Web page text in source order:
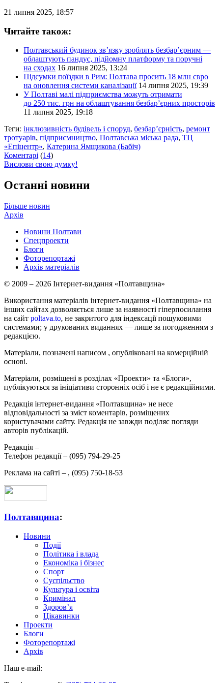
21 липня 2025, 18:57
Читайте також:
Полтавський будинок зв’язку зроблять безбар’єрним —
облаштують пандус, підйомну платформу та поручні
на сходах 16 липня 2025, 13:24
Підсумки поїздки в Рим: Полтава просить 18 млн євро
на оновлення системи каналізації 14 липня 2025, 19:39
У Полтаві малі підприємства можуть отримати
до 250 тис. грн на облаштування безбар’єрних просторів
11 липня 2025, 19:18
Теги: інклюзивність будівель і споруд, безбар’єрність, ремонт
тротуарів, підприємництво, Полтавська міська рада, ТЦ
«Епіцентр», Катерина Ямщикова (Бабіч)
Коментарі (14)
Вислови свою думку!
Останні новини
Більше новин
Архів
Новини Полтави
Спецпроекти
Блоги
Фоторепортажі
Архів матеріалів
© 2009 – 2026 Інтернет-видання «Полтавщина»
Використання матеріалів інтернет-видання «Полтавщина» на
інших сайтах дозволяється лише за наявності гіперпосилання
на сайт poltava.to, не закритого для індексації пошуковими
системами; у друкованих виданнях — лише за погодженням з
редакцією.
Матеріали, позначені написом , опубліковані на комерційній
основі.
Матеріали, розміщені в розділах «Проекти» та «Блоги»,
публікуються за ініціативи сторонніх осіб і не є редакційними.
Редакція інтернет-видання «Полтавщина» не несе
відповідальності за зміст коментарів, розміщених
користувачами сайту. Редакція не завжди поділяє погляди
авторів публікацій.
Редакція –
Телефон редакції – (095) 794-29-25
Реклама на сайті – , (095) 750-18-53
Полтавщина:
Новини
Події
Політика і влада
Економіка і бізнес
Спорт
Суспільство
Культура і освіта
Кримінал
Здоров’я
Цікавинки
Проекти
Блоги
Фоторепортажі
Архів
Наш e-mail: